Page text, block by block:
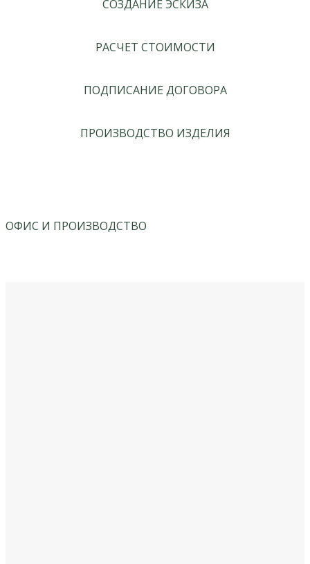
СОЗДАНИЕ ЭСКИЗА
РАСЧЕТ СТОИМОСТИ
ПОДПИСАНИЕ ДОГОВОРА
ПРОИЗВОДСТВО ИЗДЕЛИЯ
ОФИС И ПРОИЗВОДСТВО